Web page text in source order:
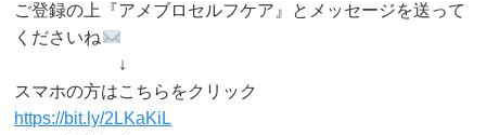
ご登録の上『アメブロセルフケア』とメッセージを送って
くださいね
↓
スマホの方はこちらをクリック
https://bit.ly/2LKaKiL